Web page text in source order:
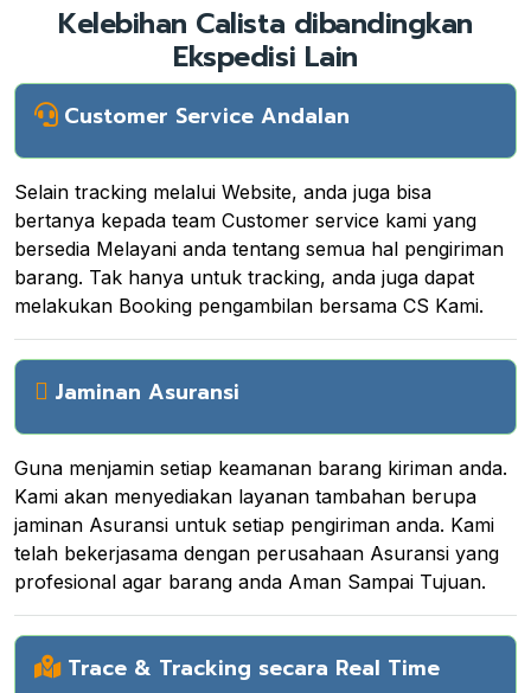
Kelebihan Calista dibandingkan
Ekspedisi Lain
Customer Service Andalan
Selain tracking melalui Website, anda juga bisa
bertanya kepada team Customer service kami yang
bersedia Melayani anda tentang semua hal pengiriman
barang. Tak hanya untuk tracking, anda juga dapat
melakukan Booking pengambilan bersama CS Kami.
Jaminan Asuransi
Guna menjamin setiap keamanan barang kiriman anda.
Kami akan menyediakan layanan tambahan berupa
jaminan Asuransi untuk setiap pengiriman anda. Kami
telah bekerjasama dengan perusahaan Asuransi yang
profesional agar barang anda Aman Sampai Tujuan.
Trace & Tracking secara Real Time